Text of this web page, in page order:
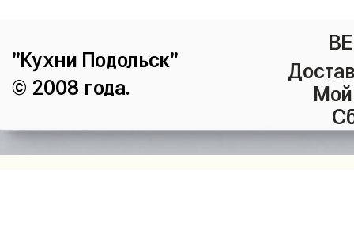
"Кухни Подольск"
© 2008 года.